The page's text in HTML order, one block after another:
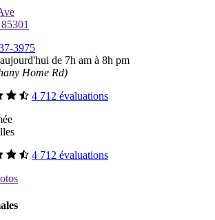
3975
de 7h am à 8h pm
Home Rd)
4 712 évaluations
4 712 évaluations